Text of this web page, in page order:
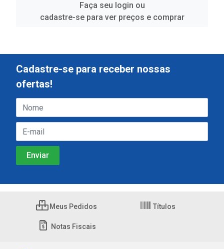
Faça seu login ou
cadastre-se para ver preços e comprar
Cadastre-se para receber nossas
ofertas!
Meus Pedidos Títulos
Notas Fiscais